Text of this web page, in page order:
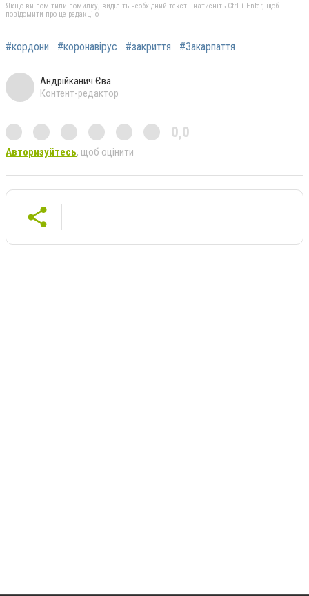
Якщо ви помітили помилку, виділіть необхідний текст і натисніть Ctrl + Enter, щоб
повідомити про це редакцію
#кордони #коронавірус #закриття #Закарпаття
Андрійканич Єва
Контент-редактор
0,0
Авторизуйтесь, щоб оцінити